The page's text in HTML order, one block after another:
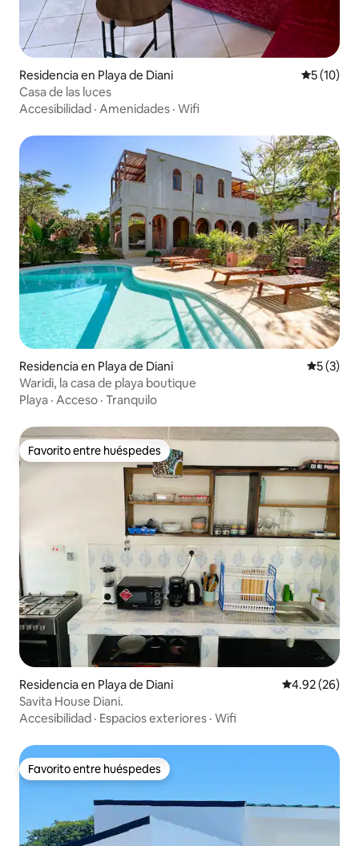
Residencia en Playa de Diani
5 (10)
Casa de las luces
Accesibilidad · Amenidades · Wifi
Residencia en Playa de Diani
5 (3)
Waridi, la casa de playa boutique
Playa · Acceso · Tranquilo
Favorito entre huéspedes
Favorito entre huéspedes
Residencia en Playa de Diani Calificación
4.92 (26)
Savita House Diani.
Accesibilidad · Espacios exteriores · Wifi
Favorito entre huéspedes
Favorito entre huéspedes